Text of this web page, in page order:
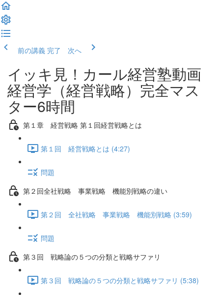
前の講義 完了 次へ
イッキ見！カール経営塾動画
経営学（経営戦略）完全マス
ター6時間
第１章 経営戦略 第１回経営戦略とは
第１回 経営戦略とは (4:27)
問題
第２回全社戦略 事業戦略 機能別戦略の違い
第２回 全社戦略 事業戦略 機能別戦略 (3:59)
問題
第３回 戦略論の５つの分類と戦略サファリ
第３回 戦略論の５つの分類と戦略サファリ (5:38)